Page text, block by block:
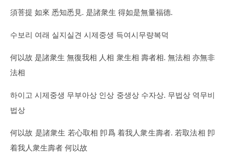
須菩提 如來 悉知悉見. 是諸衆生 得如是無量福德.
수보리 여래 실지실견 시제중생 득여시무량복덕
何以故 是諸衆生 無復我相 人相 衆生相 壽者相. 無法相 亦無非
法相
하이고 시제중생 무부아상 인상 중생상 수자상. 무법상 역무비
법상
何以故 是諸衆生 若心取相 卽爲 着我人衆生壽者. 若取法相 卽
着我人衆生壽者 何以故